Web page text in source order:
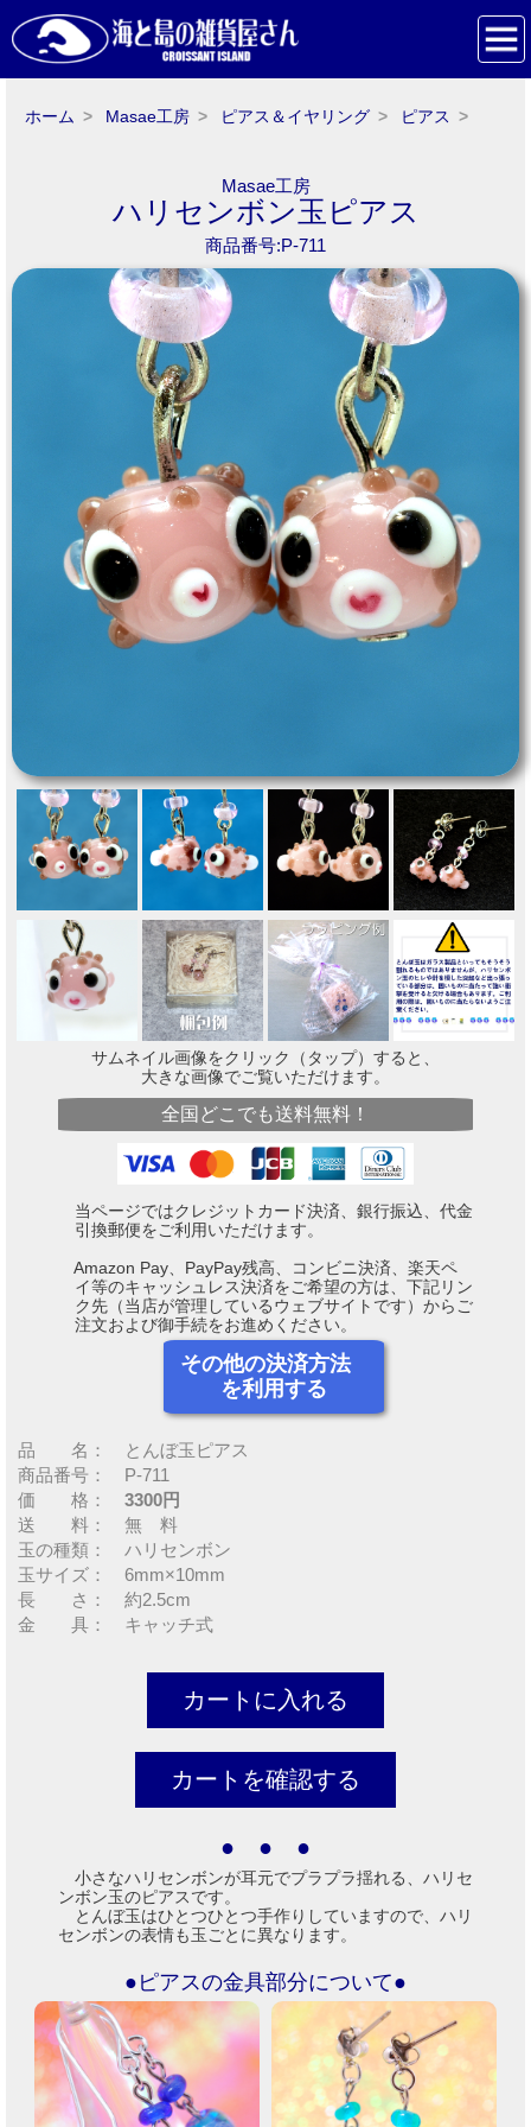
ホーム Masae工房 ピアス＆イヤリング ピアス
Masae工房
ハリセンボン玉ピアス
商品番号:P-711
サムネイル画像をクリック（タップ）すると、
大きな画像でご覧いただけます。
全国どこでも送料無料！
当ページではクレジットカード決済、銀行振込、代金
引換郵便をご利用いただけます。
Amazon Pay、PayPay残高、コンビニ決済、楽天ペ
イ等のキャッシュレス決済をご希望の方は、下記リン
ク先（当店が管理しているウェブサイトです）からご
注文および御手続をお進めください。
その他の決済方法
を利用する
品 名： とんぼ玉ピアス
商品番号： P-711
価 格： 3300円
送 料： 無 料
玉の種類： ハリセンボン
玉サイズ： 6mm×10mm
長 さ： 約2.5cm
金 具： キャッチ式
● ● ●
小さなハリセンボンが耳元でプラプラ揺れる、ハリセ
ンボン玉のピアスです。
とんぼ玉はひとつひとつ手作りしていますので、ハリ
センボンの表情も玉ごとに異なります。
●ピアスの金具部分について●